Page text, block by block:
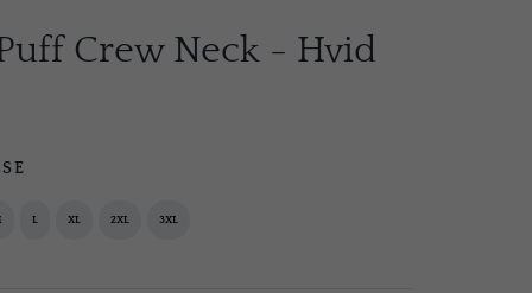
Crew Neck - Hvid
L XL 2XL 3XL